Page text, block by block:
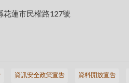
花蓮市民權路127號
資訊安全政策宣告 資料開放宣告